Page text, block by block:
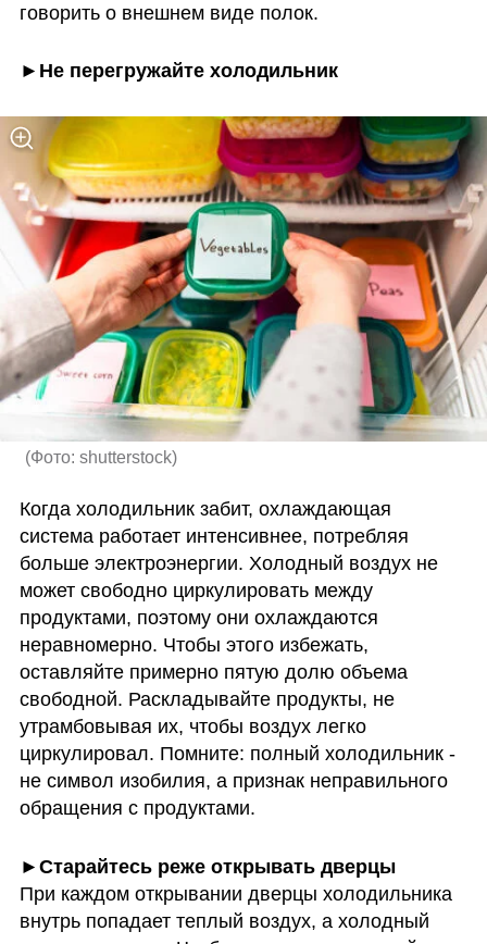
говорить о внешнем виде полок.
►Не перегружайте холодильник
(Фото: shutterstock)
Когда холодильник забит, охлаждающая
система работает интенсивнее, потребляя
больше электроэнергии. Холодный воздух не
может свободно циркулировать между
продуктами, поэтому они охлаждаются
неравномерно. Чтобы этого избежать,
оставляйте примерно пятую долю объема
свободной. Раскладывайте продукты, не
утрамбовывая их, чтобы воздух легко
циркулировал. Помните: полный холодильник -
не символ изобилия, а признак неправильного
обращения с продуктами.
При каждом открывании дверцы холодильника
внутрь попадает теплый воздух, а холодный